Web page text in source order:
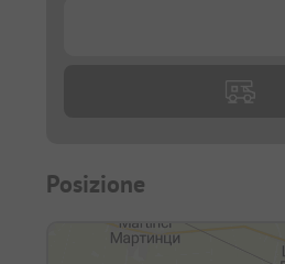
Posizione